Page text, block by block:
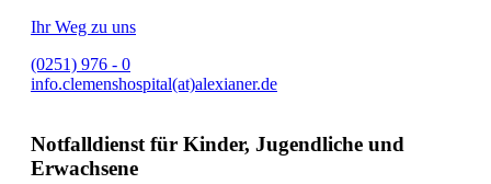
Ihr Weg zu uns
(0251) 976 - 0
info.clemenshospital(at)alexianer.de
Notfalldienst für Kinder, Jugendliche und
Erwachsene